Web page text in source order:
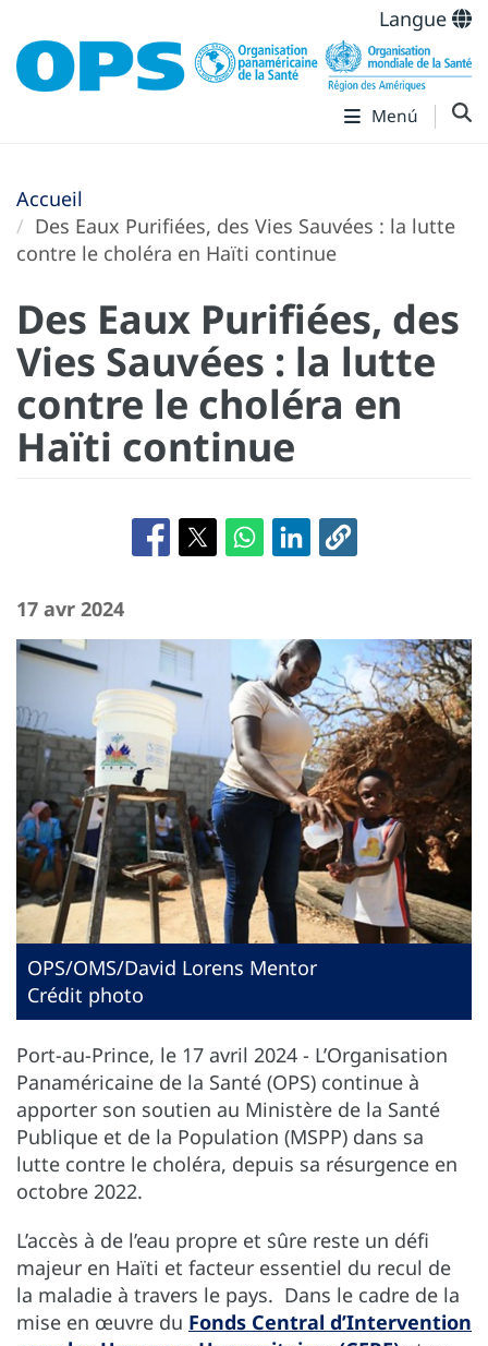
Langue
Menú
Accueil
Des Eaux Purifiées, des Vies Sauvées : la lutte
contre le choléra en Haïti continue
Des Eaux Purifiées, des
Vies Sauvées : la lutte
contre le choléra en
Haïti continue
17 avr 2024
OPS/OMS/David Lorens Mentor
Crédit photo
Port-au-Prince, le 17 avril 2024 - L’Organisation
Panaméricaine de la Santé (OPS) continue à
apporter son soutien au Ministère de la Santé
Publique et de la Population (MSPP) dans sa
lutte contre le choléra, depuis sa résurgence en
octobre 2022.
L’accès à de l’eau propre et sûre reste un défi
majeur en Haïti et facteur essentiel du recul de
la maladie à travers le pays. Dans le cadre de la
mise en œuvre du Fonds Central d’Intervention